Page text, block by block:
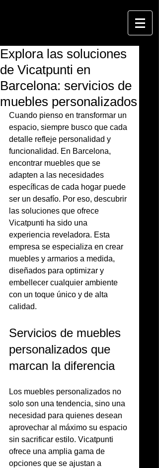
Explora las soluciones
de Vicatpunti en
Barcelona: servicios de
muebles personalizados
Cuando pienso en transformar un
espacio, siempre busco que cada
detalle refleje personalidad y
funcionalidad. En Barcelona,
encontrar muebles que se
adapten a las necesidades
específicas de cada hogar puede
ser un desafío. Por eso, descubrir
las soluciones que ofrece
Vicatpunti ha sido una
experiencia reveladora. Esta
empresa se especializa en crear
muebles y armarios a medida,
diseñados para optimizar y
embellecer cualquier ambiente
con un toque único y de alta
calidad.
Servicios de muebles
personalizados que
marcan la diferencia
Los muebles personalizados no
solo son una tendencia, sino una
necesidad para quienes desean
aprovechar al máximo su espacio
sin sacrificar estilo. Vicatpunti
ofrece una amplia gama de
opciones que se ajustan a